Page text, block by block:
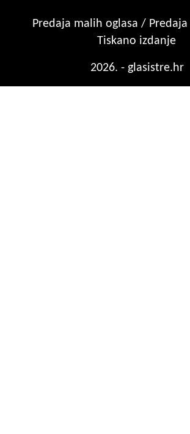
Predaja malih oglasa /
Tiskano izdanje
2026. - glasistre.hr